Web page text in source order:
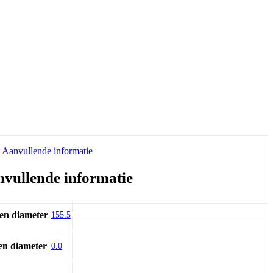
Aanvullende informatie
informatie
diameter 155.5
diameter 0.0